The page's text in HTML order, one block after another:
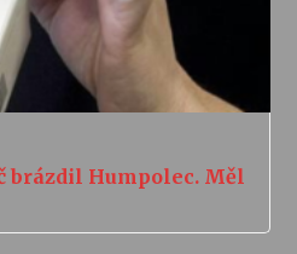
brázdil Humpolec. Měl